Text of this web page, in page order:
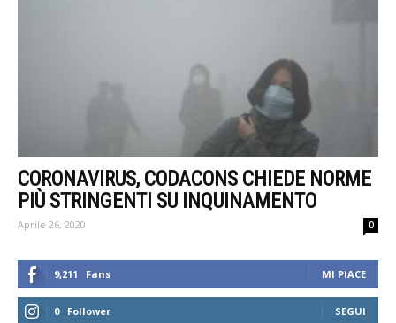
CORONAVIRUS, CODACONS CHIEDE NORME
PIÙ STRINGENTI SU INQUINAMENTO
Aprile 26, 2020 0
9,211 Fans MI PIACE
0 Follower SEGUI